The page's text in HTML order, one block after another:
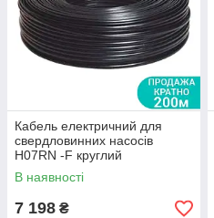
Кабель електричний для
свердловинних насосів
H07RN -F круглий
(3×0.75мм²) 200м Dongyin
(779942)
В наявності
7 198 ₴